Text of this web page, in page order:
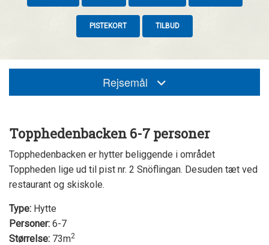
PISTEKORT TILBUD
Rejsemål
Topphedenbacken 6-7 personer
Topphedenbacken er hytter beliggende i området
Toppheden lige ud til pist nr. 2 Snöflingan. Desuden tæt ved
restaurant og skiskole.
Type: Hytte
Personer: 6-7
Størrelse: 73m2